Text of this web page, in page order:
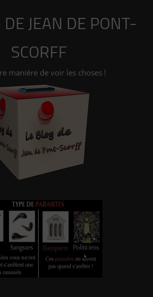
DE JEAN DE PONT-
SCORFF
manière de voir les choses !